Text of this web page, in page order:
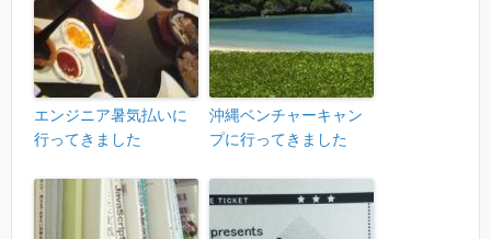
エンジニア暑気払いに
行ってきました
沖縄ベンチャーキャン
プに行ってきました